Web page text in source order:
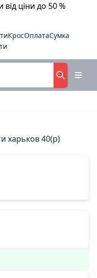
ціни до 50 %
КросОплатаСумка
харьков 40(р)